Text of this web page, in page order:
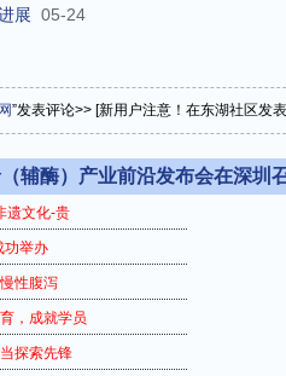
展 05-24
”发表评论>> [新用户注意！在东湖社区发
辅酶）产业前沿发布会在深圳
遗文化-贵
功举办
性腹泻
，成就学员
探索先锋